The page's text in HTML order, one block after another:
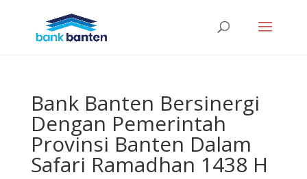
Bank Banten Bersinergi
Dengan Pemerintah
Provinsi Banten Dalam
Safari Ramadhan 1438 H